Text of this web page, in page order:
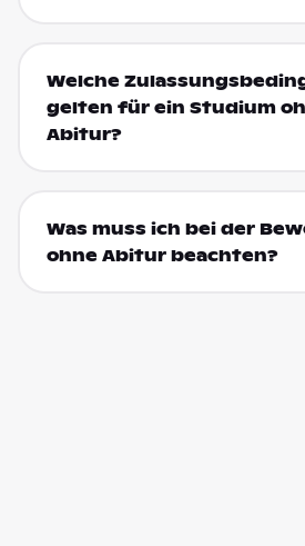
Welche
gelten für ein Studium
Abitur?
Was muss ich bei der
ohne Abitur beachten?